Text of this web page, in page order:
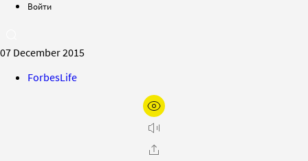
Войти
07 December 2015
ForbesLife